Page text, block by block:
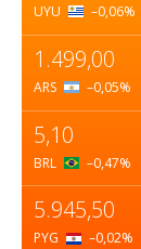
UYU –0,06%
1.499,00
ARS –0,05%
5,10
BRL –0,47%
5.945,50
PYG –0,02%